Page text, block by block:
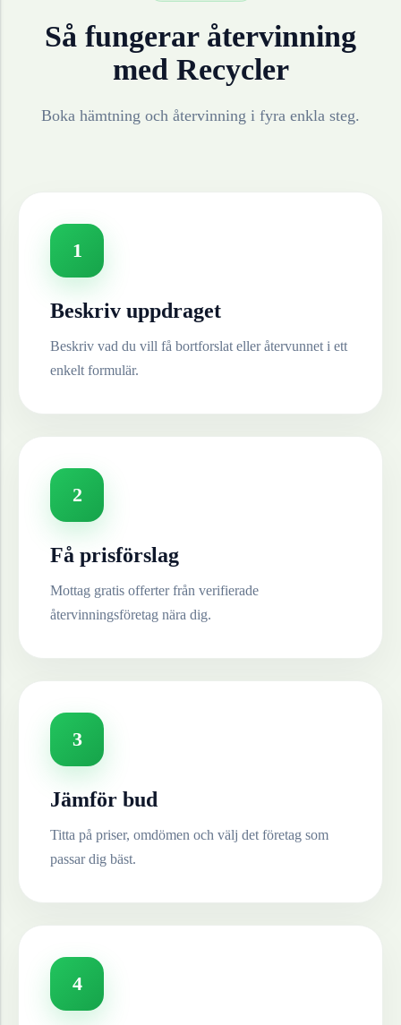
Så fungerar återvinning
med Recycler
Boka hämtning och återvinning i fyra enkla steg.
1
Beskriv uppdraget
Beskriv vad du vill få bortforslat eller återvunnet i ett
enkelt formulär.
2
Få prisförslag
Mottag gratis offerter från verifierade
återvinningsföretag nära dig.
3
Jämför bud
Titta på priser, omdömen och välj det företag som
passar dig bäst.
4